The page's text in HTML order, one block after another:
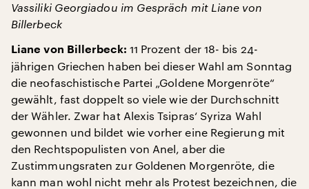
Vassiliki Georgiadou im Gespräch mit Liane von
Billerbeck
Liane von Billerbeck: 11 Prozent der 18- bis 24-
jährigen Griechen haben bei dieser Wahl am Sonntag
die neofaschistische Partei „Goldene Morgenröte“
gewählt, fast doppelt so viele wie der Durchschnitt
der Wähler. Zwar hat Alexis Tsipras‘ Syriza Wahl
gewonnen und bildet wie vorher eine Regierung mit
den Rechtspopulisten von Anel, aber die
Zustimmungsraten zur Goldenen Morgenröte, die
kann man wohl nicht mehr als Protest bezeichnen, die